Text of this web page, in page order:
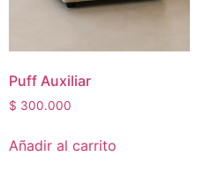
Puff Auxiliar
$ 300.000
Añadir al carrito